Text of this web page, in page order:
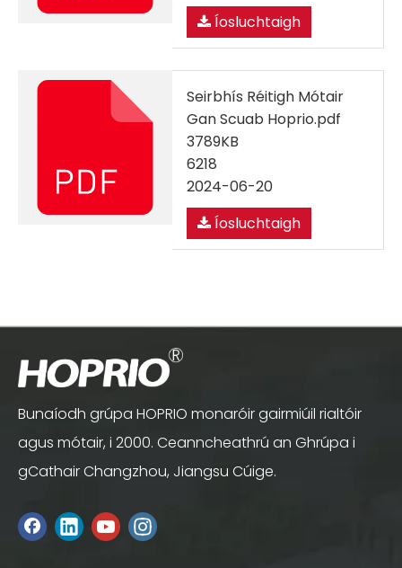
Íosluchtaigh
Seirbhís Réitigh Mótair
Gan Scuab Hoprio.pdf
3789KB
6218
2024-06-20
Íosluchtaigh
Bunaíodh grúpa HOPRIO monaróir gairmiúil rialtóir
agus mótair, i 2000. Ceanncheathrú an Ghrúpa i
gCathair Changzhou, Jiangsu Cúige.